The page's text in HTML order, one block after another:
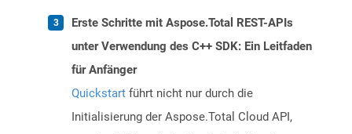
Erste Schritte mit Aspose.Total REST-APIs
unter Verwendung des C++ SDK: Ein Leitfaden
für Anfänger
Quickstart führt nicht nur durch die
Initialisierung der Aspose.Total Cloud API,